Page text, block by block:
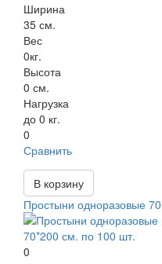
Ширина
35 см.
Вес
0кг.
Высота
0 см.
Нагрузка
до 0 кг.
0
Сравнить
В корзину
Простыни одноразовые
0